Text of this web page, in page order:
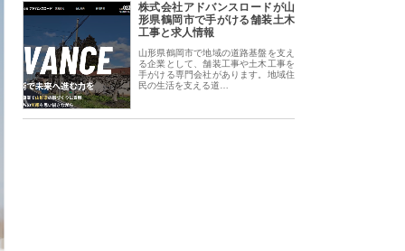
株式会社アドバンスロードが山
形県鶴岡市で手がける舗装土木
工事と求人情報
山形県鶴岡市で地域の道路基盤を支え
る企業として、舗装工事や土木工事を
手がける専門会社があります。地域住
民の生活を支える道…